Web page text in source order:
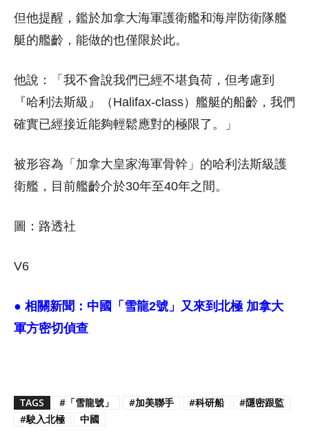
但他提醒，鑑於加拿大海軍護衛艦和海岸防衛隊艦
艇的艦齡，能做的也僅限於此。
他說：「我不會說我們已經不堪負荷，但考慮到
『哈利法斯級』（Halifax-class）艦艇的船齡，我們
確實已經接近能夠輕鬆應對的極限了。」
被形容為「加拿大皇家海軍骨幹」的哈利法斯級護
衛艦，目前艦齡介於30年至40年之間。
圖：路透社
V6
● 相關新聞： 中國「雪龍2號」又來到北極 加拿大
軍方密切偵查
TAGS #「雪龍號」 #加美聯手 #科研船
#隱密跟監
#駛入北極
中國